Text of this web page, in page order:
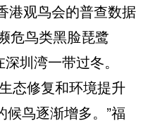
港观鸟会的普查数据
危鸟类黑脸琵鹭
圳湾一带过冬。
修复和环境提升
鸟逐渐增多。”福